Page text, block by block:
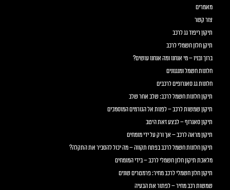
מאמרים
צור קשר
תיקון ריפוד גג לרכב
תיקן חלון חשמלי לרכב
ברוך ובניו – מי אנחנו ומה אנחנו עושים?
חלונות חשמל ומנגנונים
חלונות גג סאנרופים לרכבים
תיקון חלונות חשמל לרכב: שלב אחר שלב
תיקון שמשות לרכב – לפנות אל הגורמים המוסמכים
תיקון סאנרוף – לבצע זאת היטב
תיקון מראה לרכב – אך ורק על ידי מומחים
תיקון חלונות חשמל לרכב בפתח תקווה – מה יכול להסביר את התקלה?
מלאכת תיקון חלון חשמלי לרכב – בידי המומחים
תיקון חלון חשמלי לרכב מחיר: פרמטרים שונים
שמשות רכב מחיר – לפתור את הבעיה